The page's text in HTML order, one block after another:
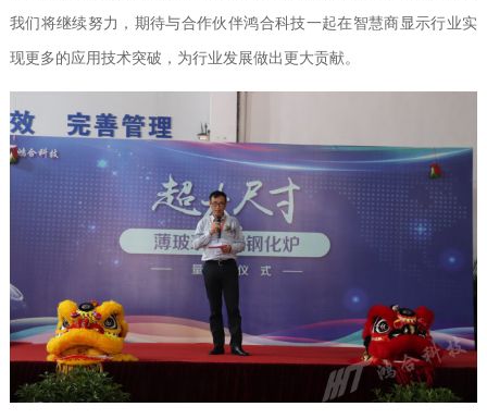
我们将继续努力，期待与合作伙伴鸿合科技一起在智慧商显示行业实
现更多的应用技术突破，为行业发展做出更大贡献。